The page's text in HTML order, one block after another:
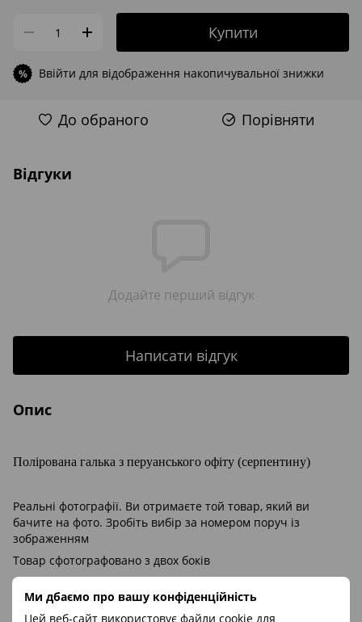
Ми дбаємо про вашу конфіденційність
Цей веб-сайт використовує файли cookie для
Купити
% Ввійти для відображення накопичувальної знижки
До обраного Порівняти
Відгуки
Додайте перший відгук
Написати відгук
Опис
Полірована галька з перуанського офіту (серпентину)
Реальні фотографії. Ви отримаєте той товар, який ви
бачите на фото. Зробіть вибір за номером поруч із
зображенням
Товар сфотографовано з двох боків
Мінерал: офіт жад (серпентин жад)